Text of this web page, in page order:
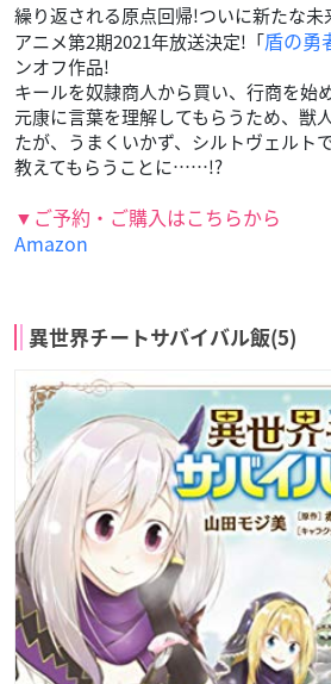
繰り返される原点回帰!ついに新たな
アニメ第2期2021年放送決定!「盾の勇
ンオフ作品!
キールを奴隷商人から買い、行商を始
元康に言葉を理解してもらうため、獣
たが、うまくいかず、シルトヴェルト
教えてもらうことに……!?
▼ご予約・ご購入はこちらから
Amazon
異世界チートサバイバル飯(5)